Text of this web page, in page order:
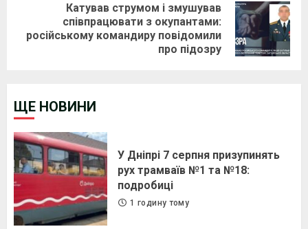
post:
Катував струмом і змушував
співпрацювати з окупантами:
російському командиру повідомили
про підозру
ЩЕ НОВИНИ
У Дніпрі 7 серпня призупинять
рух трамваїв №1 та №18:
подробиці
1 годину тому